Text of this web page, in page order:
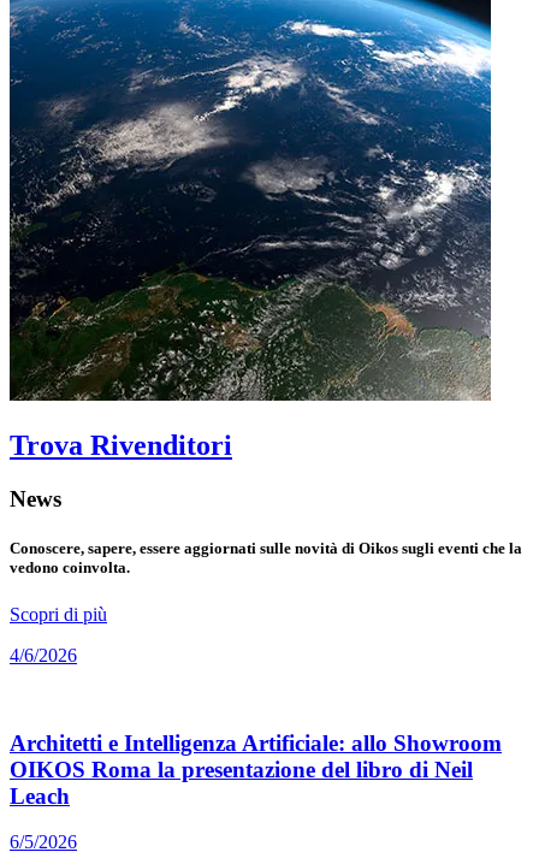
Trova Rivenditori
News
Conoscere, sapere, essere aggiornati sulle novità di Oikos sugli eventi che la
vedono coinvolta.
Scopri di più
4/6/2026
Architetti e Intelligenza Artificiale: allo Showroom
OIKOS Roma la presentazione del libro di Neil
Leach
6/5/2026